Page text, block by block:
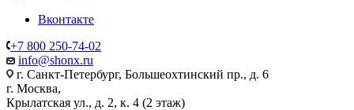
Вконтакте
+7 800 250-74-02
info@shonx.ru
г. Санкт-Петербург, Большеохтинский пр., д. 6
г. Москва,
Крылатская ул., д. 2, к. 4 (2 этаж)